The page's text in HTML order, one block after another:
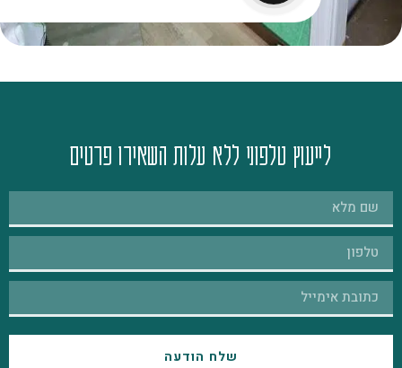
לייעוץ טלפוני ללא עלות השאירו פרטים
שלח הודעה